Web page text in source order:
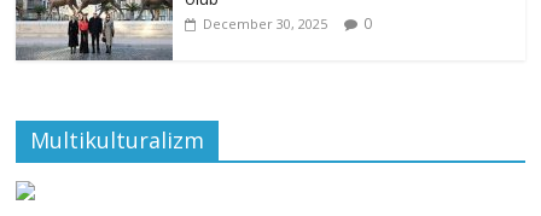
December 30, 2025 0
Multikulturalizm